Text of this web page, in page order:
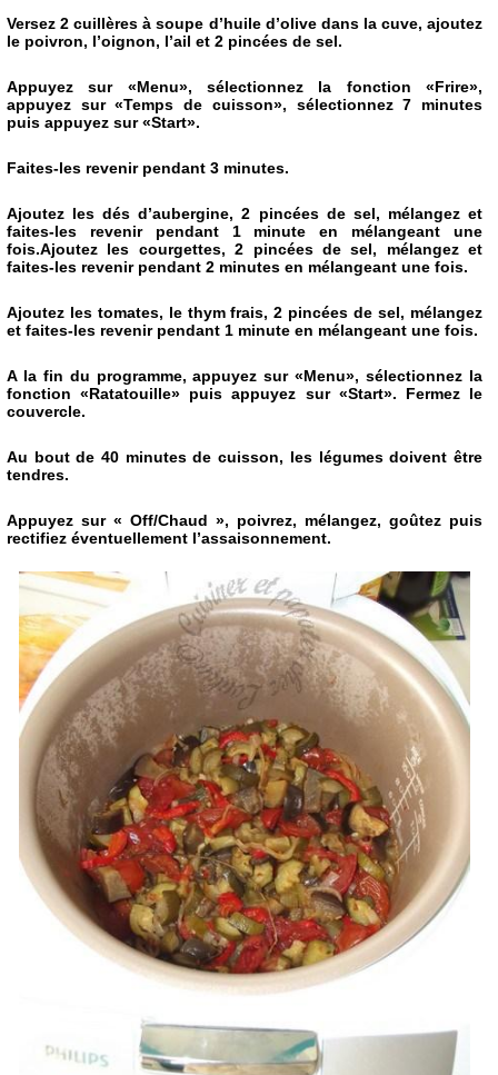
Versez 2 cuillères à soupe d’huile d’olive dans la cuve, ajoutez
le poivron, l’oignon, l’ail et 2 pincées de sel.
Appuyez sur «Menu», sélectionnez la fonction «Frire»,
appuyez sur «Temps de cuisson», sélectionnez 7 minutes
puis appuyez sur «Start».
Faites-les revenir pendant 3 minutes.
Ajoutez les dés d’aubergine, 2 pincées de sel, mélangez et
faites-les revenir pendant 1 minute en mélangeant une
fois.Ajoutez les courgettes, 2 pincées de sel, mélangez et
faites-les revenir pendant 2 minutes en mélangeant une fois.
Ajoutez les tomates, le thym frais, 2 pincées de sel, mélangez
et faites-les revenir pendant 1 minute en mélangeant une fois.
A la fin du programme, appuyez sur «Menu», sélectionnez la
fonction «Ratatouille» puis appuyez sur «Start». Fermez le
couvercle.
Au bout de 40 minutes de cuisson, les légumes doivent être
tendres.
Appuyez sur « Off/Chaud », poivrez, mélangez, goûtez puis
rectifiez éventuellement l’assaisonnement.